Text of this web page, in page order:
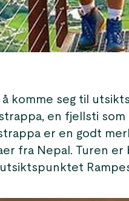
komme seg til
en fjellsti
er en godt
fra Nepal. Turen er